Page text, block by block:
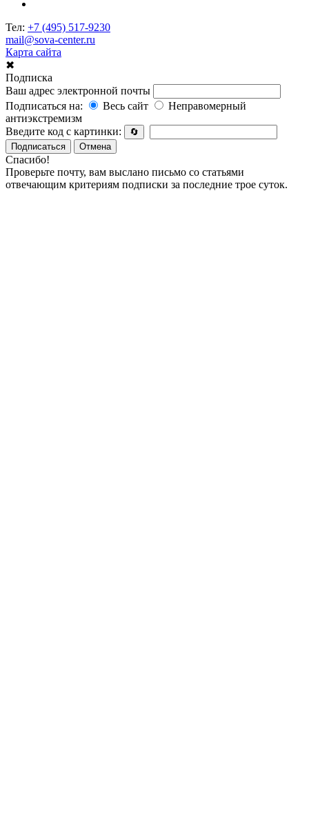
Тел: +7 (495) 517-9230
mail@sova-center.ru
Карта сайта
✖
Подписка
Ваш адрес электронной почты
Подписаться на:
Весь сайт
Неправомерный
антиэкстремизм
Введите код с картинки:
🔄
Подписаться
Отмена
Спасибо!
Проверьте почту, вам выслано письмо со статьями
отвечающим критериям подписки за последние трое суток.